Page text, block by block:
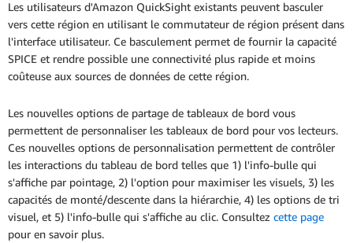
Les utilisateurs d'Amazon QuickSight existants peuvent basculer
vers cette région en utilisant le commutateur de région présent dans
l'interface utilisateur. Ce basculement permet de fournir la capacité
SPICE et rendre possible une connectivité plus rapide et moins
coûteuse aux sources de données de cette région.
Les nouvelles options de partage de tableaux de bord vous
permettent de personnaliser les tableaux de bord pour vos lecteurs.
Ces nouvelles options de personnalisation permettent de contrôler
les interactions du tableau de bord telles que 1) l'info-bulle qui
s'affiche par pointage, 2) l'option pour maximiser les visuels, 3) les
capacités de monté/descente dans la hiérarchie, 4) les options de tri
visuel, et 5) l'info-bulle qui s'affiche au clic. Consultez cette page
pour en savoir plus.